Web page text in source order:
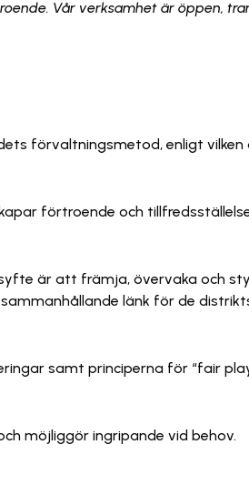
Vår verksamhet är öppen,
förvaltningsmetod, enligt
förtroende och
är att främja, övervaka och
länk för de
samt principerna för “fair
möjliggör ingripande vid behov.